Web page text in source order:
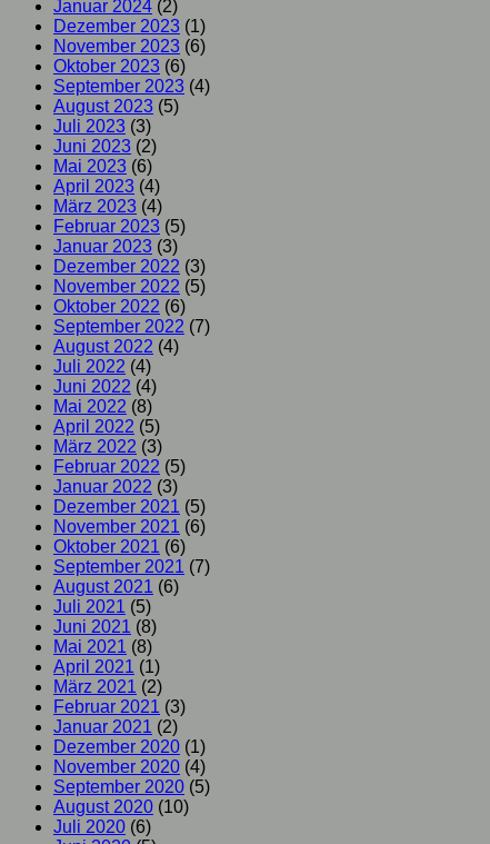
Januar 2024 (2)
Dezember 2023 (1)
November 2023 (6)
Oktober 2023 (6)
September 2023 (4)
August 2023 (5)
Juli 2023 (3)
Juni 2023 (2)
Mai 2023 (6)
April 2023 (4)
März 2023 (4)
Februar 2023 (5)
Januar 2023 (3)
Dezember 2022 (3)
November 2022 (5)
Oktober 2022 (6)
September 2022 (7)
August 2022 (4)
Juli 2022 (4)
Juni 2022 (4)
Mai 2022 (8)
April 2022 (5)
März 2022 (3)
Februar 2022 (5)
Januar 2022 (3)
Dezember 2021 (5)
November 2021 (6)
Oktober 2021 (6)
September 2021 (7)
August 2021 (6)
Juli 2021 (5)
Juni 2021 (8)
Mai 2021 (8)
April 2021 (1)
März 2021 (2)
Februar 2021 (3)
Januar 2021 (2)
Dezember 2020 (1)
November 2020 (4)
September 2020 (5)
August 2020 (10)
Juli 2020 (6)